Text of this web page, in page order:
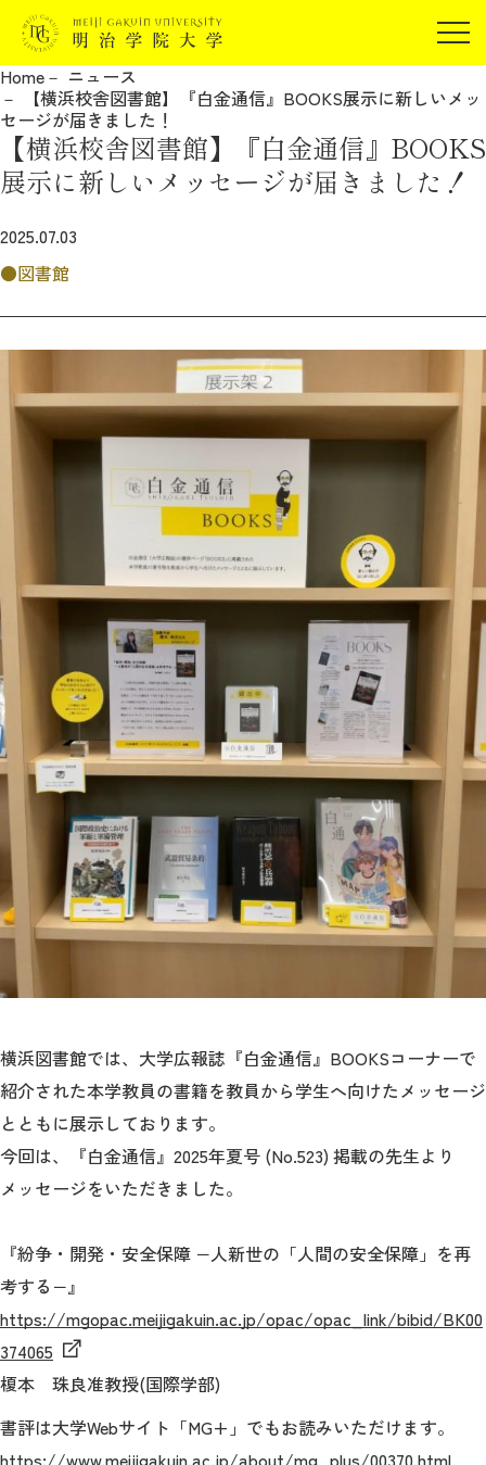
在学生の方
保証人の方
企業・研究者の方
JP EN
明治学院大学について
学生生活
留学・国際交流
キャリア
ボランティア
生涯学習・社会連携
入試情報サイト
MGグッズ オンラインショップ
（外部サイト）
お問合わせ
Home
ニュース
【横浜校舎図書館】『白金通信』BOOKS展示に新しいメッ
セージが届きました！
【横浜校舎図書館】『白金通信』BOOKS
展示に新しいメッセージが届きました！
2025.07.03
図書館
横浜図書館では、大学広報誌『白金通信』BOOKSコーナーで
紹介された本学教員の書籍を教員から学生へ向けたメッセージ
とともに展示しております。
今回は、『白金通信』2025年夏号 (No.523) 掲載の先生より
メッセージをいただきました。
『紛争・開発・安全保障 −人新世の「人間の安全保障」を再
考する−』
https://mgopac.meijigakuin.ac.jp/opac/opac_link/bibid/BK00
374065
榎本 珠良准教授(国際学部)
書評は大学Webサイト「MG+」でもお読みいただけます。